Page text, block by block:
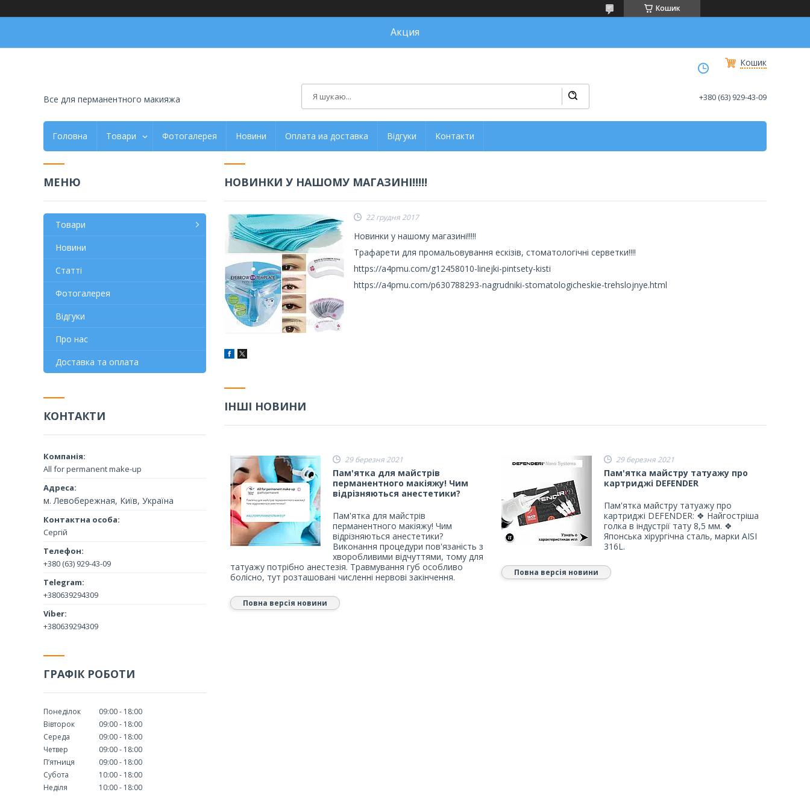
Кошик
Акция
Кошик
Все для перманентного макияжа +380 (63) 929-43-09
Головна Товари Фотогалерея Новини Оплата иа доставка Відгуки Контакти
НОВИНКИ У НАШОМУ МАГАЗИНІ!!!!!
22 грудня 2017
Новинки у нашому магазині!!!!!
Трафарети для промальовування ескізів, стоматологічні серветки!!!!
https://a4pmu.com/g12458010-linejki-pintsety-kisti
https://a4pmu.com/p630788293-nagrudniki-stomatologicheskie-trehslojnye.html
ІНШІ НОВИНИ
29 березня 2021
Пам'ятка для майстрів
перманентного макіяжу! Чим
відрізняються анестетики?
Пам'ятка для майстрів
перманентного макіяжу! Чим
відрізняються анестетики?
Виконання процедури пов'язаність з
хворобливими відчуттями, тому для
татуажу потрібно анестезія. Травмування губ особливо
болісно, тут розташовані численні нервові закінчення.
Повна версія новини
29 березня 2021
Пам'ятка майстру татуажу про
картриджі DEFENDER
Пам'ятка майстру татуажу про
картриджі DEFENDER: ❖ Найгостріша
голка в індустрії тату 8,5 мм. ❖
Японська хірургічна сталь, марки AISI
316L.
Повна версія новини
Товари
Новини
Статті
Фотогалерея
Відгуки
Про нас
Доставка та оплата
КОНТАКТИ
All for permanent make-up
м. Левобережная, Київ, Україна
Сергій
+380 (63) 929-43-09
+380639294309
+380639294309
ГРАФІК РОБОТИ
Понеділок 09:00
18:00
Вівторок
09:00
18:00
Середа
09:00
18:00
Четвер
09:00
18:00
Пʼятниця
09:00
18:00
Субота
10:00
18:00
Неділя
10:00 18:00